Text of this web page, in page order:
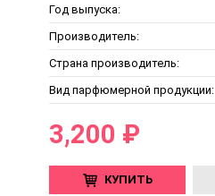
Год выпуска:
Производитель:
Страна производитель:
Вид парфюмерной продукции:
3,200 ₽
КУПИТЬ